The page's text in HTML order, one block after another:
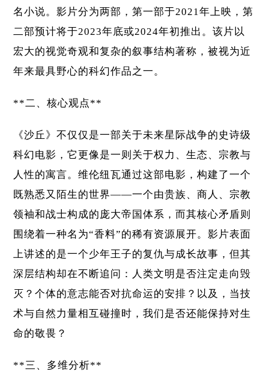
名小说。影片分为两部，第一部于2021年上映，第
二部预计将于2023年底或2024年初推出。该片以
宏大的视觉奇观和复杂的叙事结构著称，被视为近
年来最具野心的科幻作品之一。
**二、核心观点**
《沙丘》不仅仅是一部关于未来星际战争的史诗级
科幻电影，它更像是一则关于权力、生态、宗教与
人性的寓言。维伦纽瓦通过这部电影，构建了一个
既熟悉又陌生的世界——一个由贵族、商人、宗教
领袖和战士构成的庞大帝国体系，而其核心矛盾则
围绕着一种名为“香料”的稀有资源展开。影片表面
上讲述的是一个少年王子的复仇与成长故事，但其
深层结构却在不断追问：人类文明是否注定走向毁
灭？个体的意志能否对抗命运的安排？以及，当技
术与自然力量相互碰撞时，我们是否还能保持对生
命的敬畏？
**三、多维分析**